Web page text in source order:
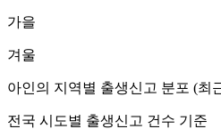
가을
겨울
아인의 지역별 출생신고 분포 (최
전국 시도별 출생신고 건수 기준